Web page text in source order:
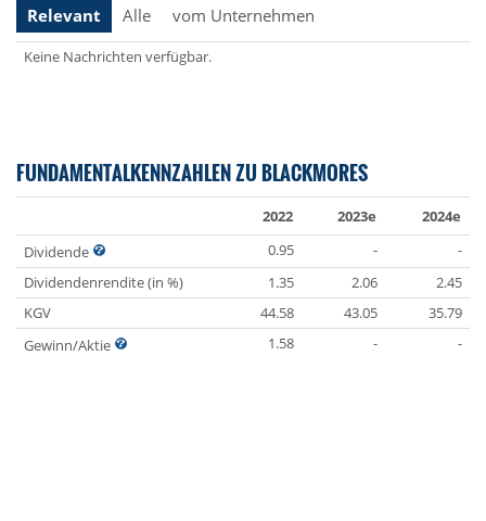
Relevant Alle vom Unternehmen
Keine Nachrichten verfügbar.
FUNDAMENTALKENNZAHLEN ZU BLACKMORES
2022 2023e
2024e
Dividende
0.95 -
-
Dividendenrendite (in %)
1.35 2.06
2.45
KGV
44.58 43.05
35.79
Gewinn/Aktie
1.58 - -